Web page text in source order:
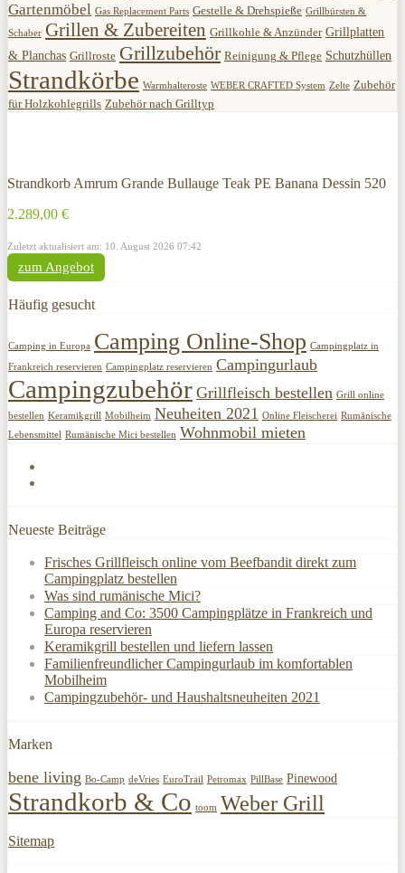
Gartenmöbel Gas Replacement Parts Gestelle & Drehspieße Grillbürsten &
Schaber Grillen & Zubereiten Grillkohle & Anzünder Grillplatten
& Planchas Grillroste Grillzubehör Reinigung & Pflege Schutzhüllen
Strandkörbe Warmhalteroste WEBER CRAFTED System Zelte Zubehör
für Holzkohlegrills Zubehör nach Grilltyp
Strandkorb Amrum Grande Bullauge Teak PE Banana Dessin 520
2.289,00 €
Zuletzt aktualisiert am: 10. August 2026 07:42
zum Angebot
Häufig gesucht
Camping in Europa Camping Online-Shop Campingplatz in
Frankreich reservieren Campingplatz reservieren Campingurlaub
Campingzubehör Grillfleisch bestellen Grill online
bestellen Keramikgrill Mobilheim Neuheiten 2021 Online Fleischerei Rumänische
Lebensmittel Rumänische Mici bestellen Wohnmobil mieten
Neueste Beiträge
Frisches Grillfleisch online vom Beefbandit direkt zum
Campingplatz bestellen
Was sind rumänische Mici?
Camping and Co: 3500 Campingplätze in Frankreich und
Europa reservieren
Keramikgrill bestellen und liefern lassen
Familienfreundlicher Campingurlaub im komfortablen
Mobilheim
Campingzubehör- und Haushaltsneuheiten 2021
Marken
bene living Bo-Camp deVries EuroTrail Petromax PillBase Pinewood
Strandkorb & Co toom Weber Grill
Sitemap